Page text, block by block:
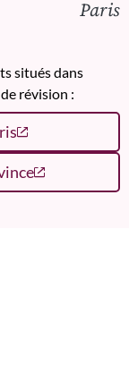
Paris
situés dans
révision :